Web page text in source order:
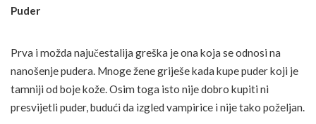
Puder
Prva i možda najučestalija greška je ona koja se odnosi na
nanošenje pudera. Mnoge žene griješe kada kupe puder koji je
tamniji od boje kože. Osim toga isto nije dobro kupiti ni
presvijetli puder, budući da izgled vampirice i nije tako poželjan.